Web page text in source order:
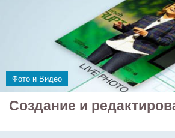
Фото и Видео
Создание и